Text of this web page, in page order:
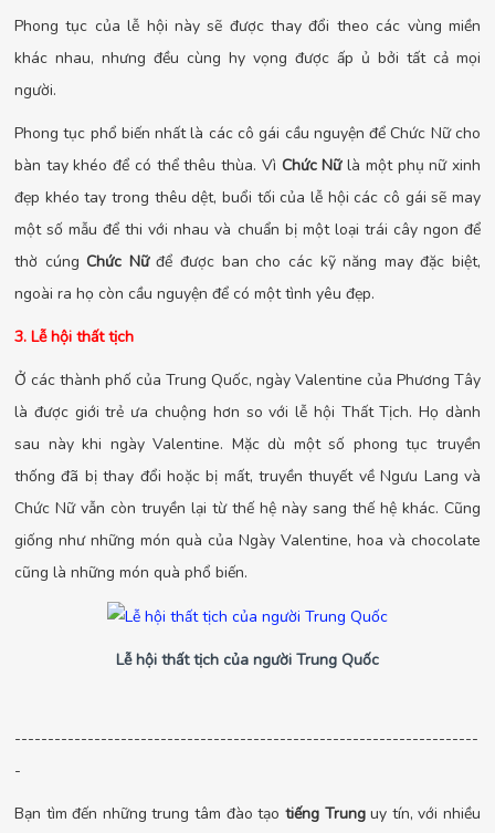
Phong tục của lễ hội này sẽ được thay đổi theo các vùng miền
khác nhau, nhưng đều cùng hy vọng được ấp ủ bởi tất cả mọi
người.
Phong tục phổ biến nhất là các cô gái cầu nguyện để Chức Nữ cho
bàn tay khéo để có thể thêu thùa. Vì Chức Nữlà một phụ nữ xinh
đẹp khéo tay trong thêu dệt, buổi tối của lễ hội các cô gái sẽ may
một số mẫu để thi với nhau và chuẩn bị một loại trái cây ngon để
thờ cúngChức Nữđể được ban cho các kỹ năng may đặc biệt,
ngoài ra họ còn cầu nguyện để có một tình yêu đẹp.
3. Lễ hội thất tịch
Ở các thành phố của Trung Quốc, ngày Valentine của Phương Tây
là được giới trẻ ưa chuộng hơn so với lễ hội Thất Tịch. Họ dành
sau này khi ngày Valentine. Mặc dù một số phong tục truyền
thống đã bị thay đổi hoặc bị mất, truyền thuyết về Ngưu Lang và
Chức Nữ vẫn còn truyền lại từ thế hệ này sang thế hệ khác. Cũng
giống như những món quà của Ngày Valentine, hoa và chocolate
cũng là những món quà phổ biến.
Lễ hội thất tịch của người Trung Quốc
----------------------------------------------------------------------
-
Bạn tìm đến những trung tâm đào tạo tiếng Trunguy tín, với nhiều